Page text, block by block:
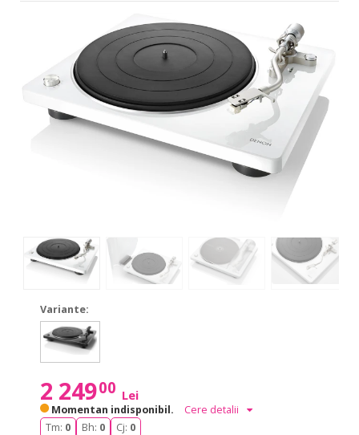
Variante:
DP-
400
BLACK
DP-
400
BLACK
2 24900 Lei
Momentan indisponibil.
Cere detalii
Tm: 0 Bh: 0 Cj: 0